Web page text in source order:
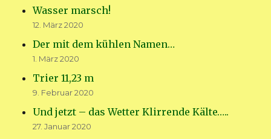
Wasser marsch!
12. März 2020
Der mit dem kühlen Namen…
1. März 2020
Trier 11,23 m
9. Februar 2020
Und jetzt – das Wetter Klirrende Kälte…..
27. Januar 2020